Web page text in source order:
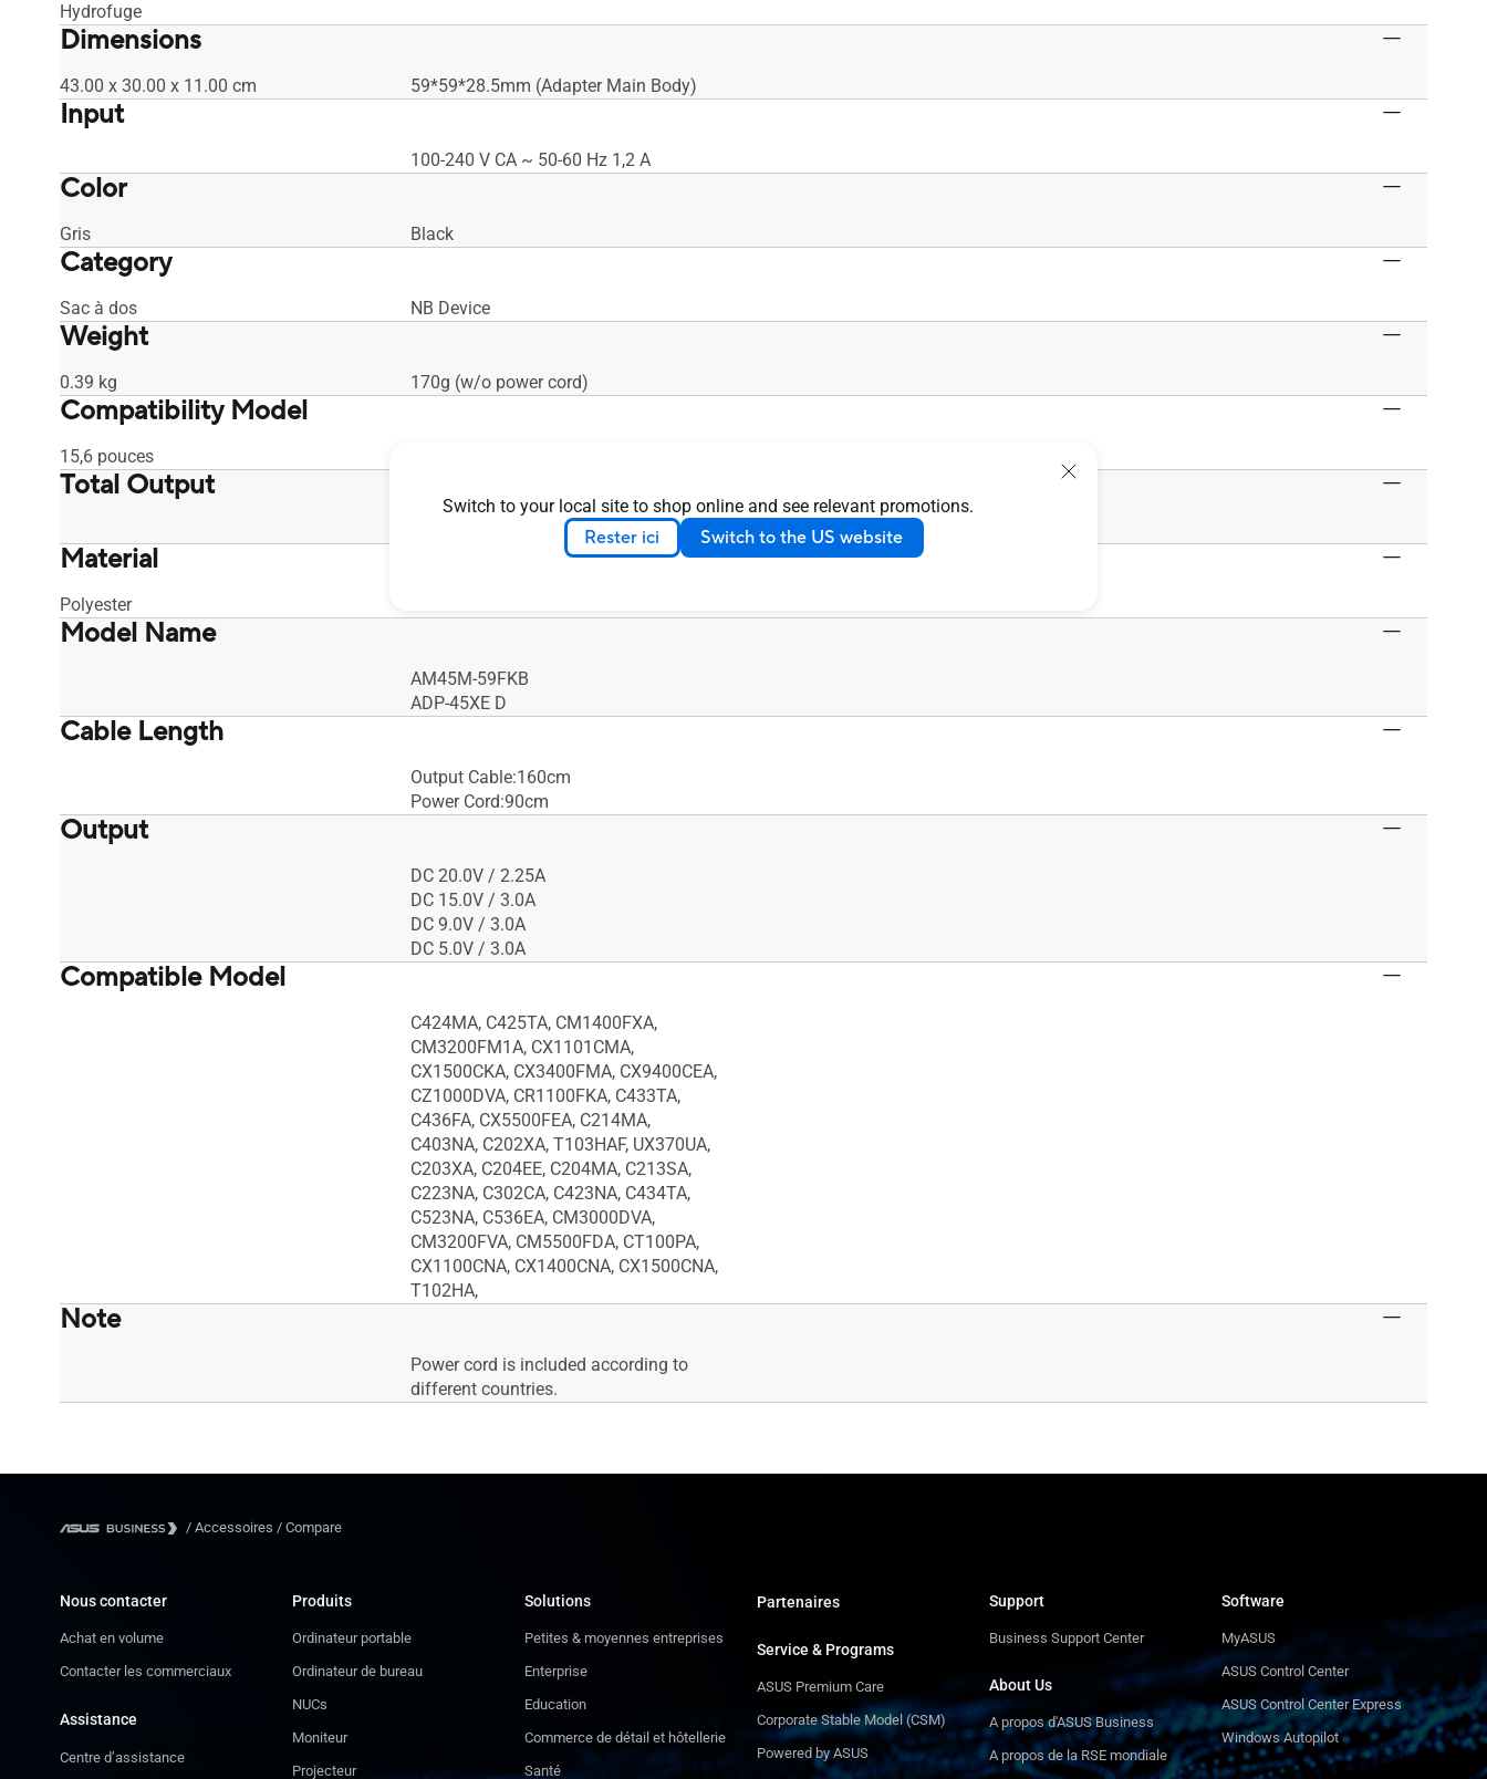
Switch to your local site to shop online and see relevant promotions.
Rester ici Switch to the US website
Hydrofuge
Dimensions
43.00 x 30.00 x 11.00 cm 59*59*28.5mm (Adapter Main Body)
Input
100-240 V CA ~ 50-60 Hz 1,2 A
Color
Gris Black
Category
Sac à dos NB Device
Weight
0.39 kg 170g (w/o power cord)
Compatibility Model
15,6 pouces
Total Output
Material
Polyester
Model Name
AM45M-59FKB
ADP-45XE D
Cable Length
Output Cable:160cm
Power Cord:90cm
Output
DC 20.0V / 2.25A
DC 15.0V / 3.0A
DC 9.0V / 3.0A
DC 5.0V / 3.0A
Compatible Model
C424MA, C425TA, CM1400FXA,
CM3200FM1A, CX1101CMA,
CX1500CKA, CX3400FMA, CX9400CEA,
CZ1000DVA, CR1100FKA, C433TA,
C436FA, CX5500FEA, C214MA,
C403NA, C202XA, T103HAF, UX370UA,
C203XA, C204EE, C204MA, C213SA,
C223NA, C302CA, C423NA, C434TA,
C523NA, C536EA, CM3000DVA,
CM3200FVA, CM5500FDA, CT100PA,
CX1100CNA, CX1400CNA, CX1500CNA,
T102HA,
Note
Power cord is included according to
different countries.
/ Accessoires / Compare
Nous contacter
Achat en volume
Contacter les commerciaux
Assistance
Centre d’assistance
Produits
Ordinateur portable
Ordinateur de bureau
NUCs
Moniteur
Projecteur
Solutions
Petites & moyennes entreprises
Enterprise
Education
Commerce de détail et hôtellerie
Santé
Partenaires
Service & Programs
ASUS Premium Care
Corporate Stable Model (CSM)
Powered by ASUS
Support
Business Support Center
About Us
A propos d'ASUS Business
A propos de la RSE mondiale
Software
MyASUS
ASUS Control Center
ASUS Control Center Express
Windows Autopilot